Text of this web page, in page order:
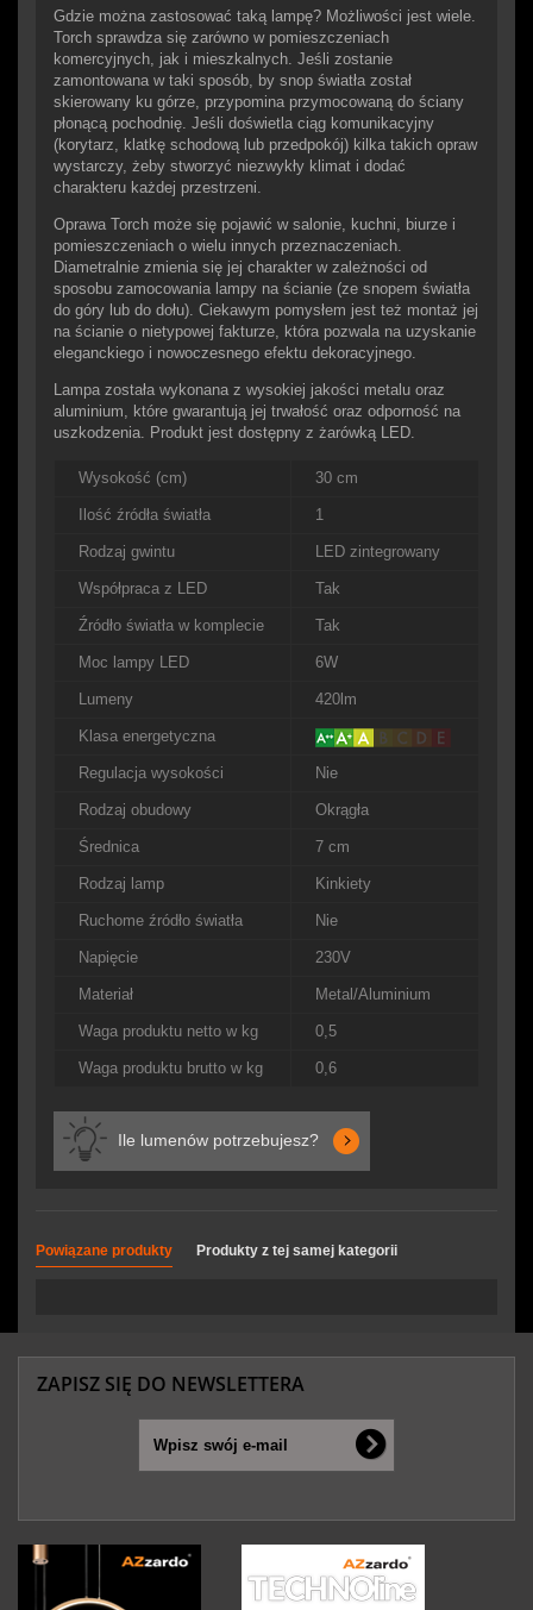
Gdzie można zastosować taką lampę? Możliwości jest wiele.
Torch sprawdza się zarówno w pomieszczeniach
komercyjnych, jak i mieszkalnych. Jeśli zostanie
zamontowana w taki sposób, by snop światła został
skierowany ku górze, przypomina przymocowaną do ściany
płonącą pochodnię. Jeśli doświetla ciąg komunikacyjny
(korytarz, klatkę schodową lub przedpokój) kilka takich opraw
wystarczy, żeby stworzyć niezwykły klimat i dodać
charakteru każdej przestrzeni.
Oprawa Torch może się pojawić w salonie, kuchni, biurze i
pomieszczeniach o wielu innych przeznaczeniach.
Diametralnie zmienia się jej charakter w zależności od
sposobu zamocowania lampy na ścianie (ze snopem światła
do góry lub do dołu). Ciekawym pomysłem jest też montaż jej
na ścianie o nietypowej fakturze, która pozwala na uzyskanie
eleganckiego i nowoczesnego efektu dekoracyjnego.
Lampa została wykonana z wysokiej jakości metalu oraz
aluminium, które gwarantują jej trwałość oraz odporność na
uszkodzenia. Produkt jest dostępny z żarówką LED.
Wysokość (cm) 30 cm
Ilość źródła światła 1
Rodzaj gwintu LED zintegrowany
Współpraca z LED Tak
Źródło światła w komplecie Tak
Moc lampy LED 6W
Lumeny 420lm
Klasa energetyczna
Regulacja wysokości Nie
Rodzaj obudowy Okrągła
Średnica 7 cm
Rodzaj lamp Kinkiety
Ruchome źródło światła Nie
Napięcie 230V
Materiał Metal/Aluminium
Waga produktu netto w kg 0,5
Waga produktu brutto w kg 0,6
Ile lumenów potrzebujesz?
Powiązane produkty Produkty z tej samej kategorii
ZAPISZ SIĘ DO NEWSLETTERA